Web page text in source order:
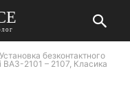
Установка безконтактного
ВАЗ-2101 – 2107, Класика